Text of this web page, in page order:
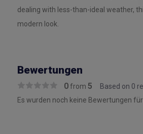
dealing with less-than-ideal weather,
modern look.
Bewertungen
0from 5 Based on 0
Es wurden noch keine Bewertungen